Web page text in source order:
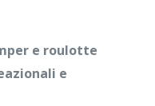
e roulotte
e